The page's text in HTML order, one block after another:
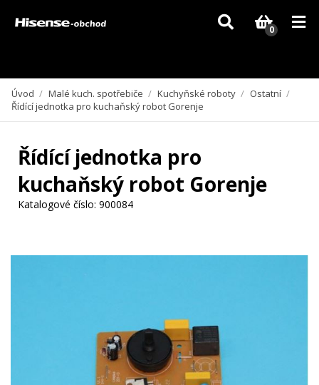
Vzhledem k aktuální situaci se může dodání dílů, které nejsou skladem,
zpozdit. Děkujeme za pochopení.
0
Úvod / Malé kuch. spotřebiče / Kuchyňské roboty / Ostatní /
Řídící jednotka pro kuchaňský robot Gorenje
Řídící jednotka pro
kuchaňský robot Gorenje
Katalogové číslo: 900084